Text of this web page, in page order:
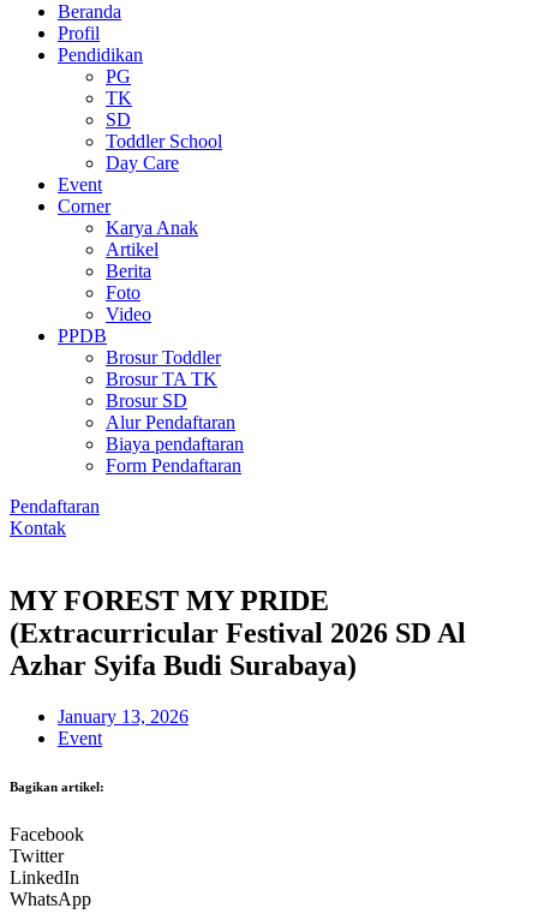
Beranda
Profil
Pendidikan
PG
TK
SD
Toddler School
Day Care
Event
Corner
Karya Anak
Artikel
Berita
Foto
Video
PPDB
Brosur Toddler
Brosur TA TK
Brosur SD
Alur Pendaftaran
Biaya pendaftaran
Form Pendaftaran
Pendaftaran
Kontak
MY FOREST MY PRIDE
(Extracurricular Festival 2026 SD Al
Azhar Syifa Budi Surabaya)
January 13, 2026
Event
Bagikan artikel:
Facebook
Twitter
LinkedIn
WhatsApp